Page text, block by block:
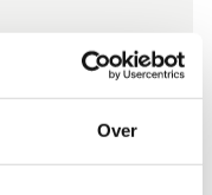
Over